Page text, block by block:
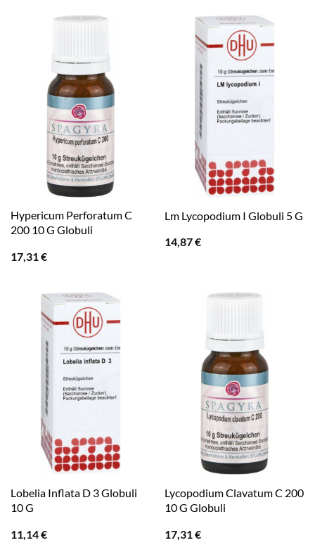
Hypericum Perforatum C
200 10 G Globuli
17,31€
Lm Lycopodium I Globuli 5 G
14,87€
Lobelia Inflata D 3 Globuli
10 G
11,14€
Lycopodium Clavatum C 200
10 G Globuli
17,31 €